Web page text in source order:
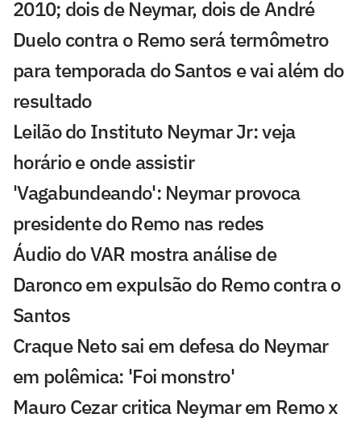
2010; dois de Neymar, dois de André
Duelo contra o Remo será termômetro
para temporada do Santos e vai além do
resultado
Leilão do Instituto Neymar Jr: veja
horário e onde assistir
'Vagabundeando': Neymar provoca
presidente do Remo nas redes
Áudio do VAR mostra análise de
Daronco em expulsão do Remo contra o
Santos
Craque Neto sai em defesa do Neymar
em polêmica: 'Foi monstro'
Mauro Cezar critica Neymar em Remo x